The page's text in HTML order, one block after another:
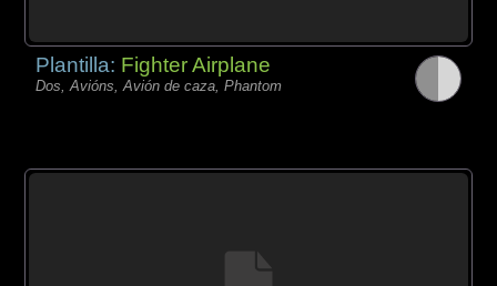
Plantilla: Fighter Airplane
Dos, Avións, Avión de caza, Phantom